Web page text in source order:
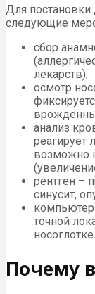
Для постановки
следующие
сбор
лекарств);
осмотр
анализ
возможно
рентген –
синусит,
точной
носоглотке.
Почему